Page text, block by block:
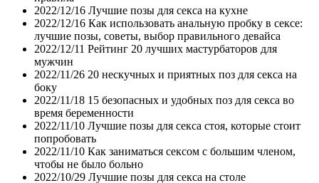
2022/12/16 Лучшие позы для секса на кухне
2022/12/16 Как использовать анальную пробку в сексе:
лучшие позы, советы, выбор правильного девайса
2022/12/11 Рейтинг 20 лучших мастурбаторов для
мужчин
2022/11/26 20 нескучных и приятных поз для секса на
боку
2022/11/18 15 безопасных и удобных поз для секса во
время беременности
2022/11/10 Лучшие позы для секса стоя, которые стоит
попробовать
2022/11/10 Как заниматься сексом с большим членом,
чтобы не было больно
2022/10/29 Лучшие позы для секса на столе